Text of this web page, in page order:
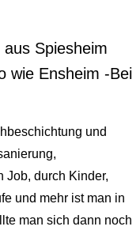
Spiesheim
wie Ensheim -Bei
und
Job, durch Kinder,
und mehr ist man in
man sich dann noch